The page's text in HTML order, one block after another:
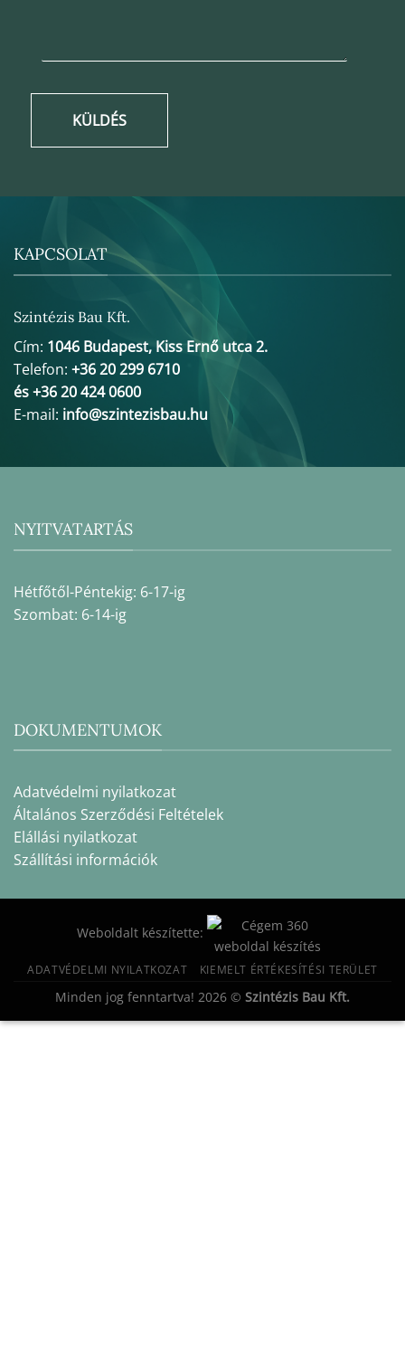
KÜLDÉS
KAPCSOLAT
Szintézis Bau Kft.
Cím: 1046 Budapest, Kiss Ernő utca 2.
Telefon: +36 20 299 6710
és +36 20 424 0600
E-mail: info@szintezisbau.hu
NYITVATARTÁS
Hétfőtől-Péntekig: 6-17-ig
Szombat: 6-14-ig
DOKUMENTUMOK
Adatvédelmi nyilatkozat
Általános Szerződési Feltételek
Elállási nyilatkozat
Szállítási információk
Weboldalt készítette:
ADATVÉDELMI NYILATKOZAT KIEMELT ÉRTÉKESÍTÉSI TERÜLET
Minden jog fenntartva! 2026 © Szintézis Bau Kft.